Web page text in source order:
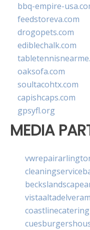
bbq-empire-
feedstoreva.com
drogopets.com
ediblechalk.com
oaksofa.com
soultacohtx.com
capishcaps.com
gpsyfl.org
MEDIA